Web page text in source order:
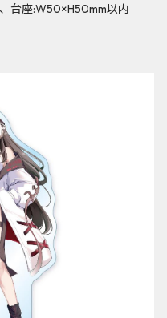
台座:W50×H50mm以内